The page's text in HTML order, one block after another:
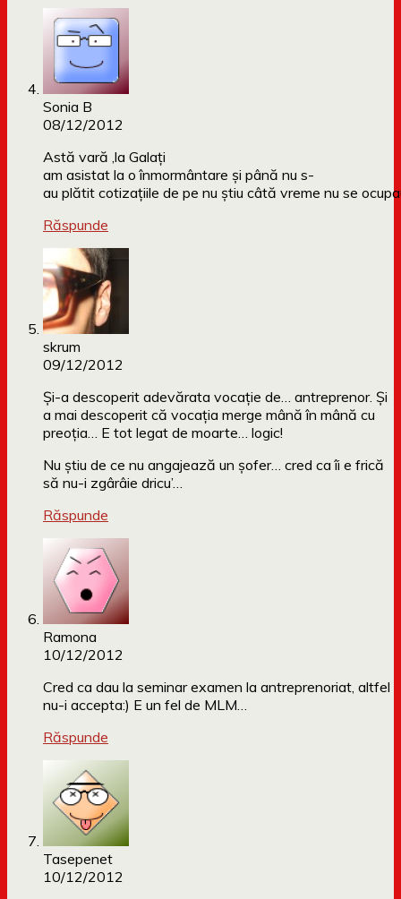
Sonia B
08/12/2012
Astă vară ,la Galați
am asistat la o înmormântare și până nu s-
au plătit cotizațiile de pe nu știu câtă vreme nu se
Răspunde
skrum
09/12/2012
Şi-a descoperit adevărata vocaţie de… antreprenor. Şi
a mai descoperit că vocaţia merge mână în mână cu
preoţia… E tot legat de moarte… logic!
Nu ştiu de ce nu angajează un şofer… cred ca îi e frică
să nu-i zgârâie dricu’…
Răspunde
Ramona
10/12/2012
Cred ca dau la seminar examen la antreprenoriat, altfel
nu-i accepta:) E un fel de MLM…
Răspunde
Tasepenet
10/12/2012